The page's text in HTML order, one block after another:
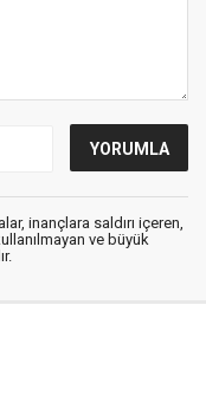
inançlara saldırı içeren,
ve büyük